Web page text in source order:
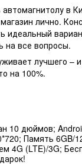
автомагнитолу в
лично.
идеальный
на все вопросы.
лучшего –
на 100%.
10 дюймов;
Память 6GB/
4G (LTE)/3G;